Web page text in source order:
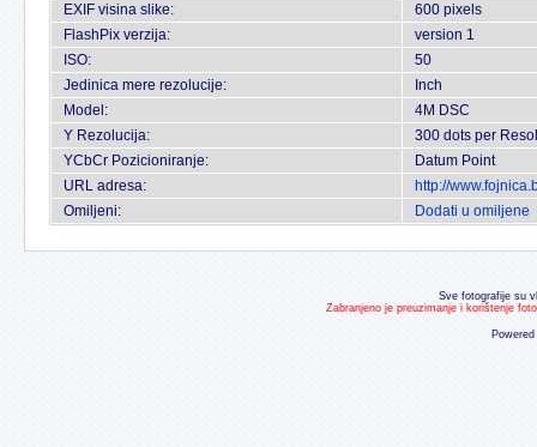
EXIF visina slike:
600 pixels
FlashPix verzija:
version 1
ISO:
50
Jedinica mere rezolucije:
Inch
Model:
4M DSC
Y Rezolucija:
300 dots per
YCbCr Pozicioniranje:
Datum Point
URL adresa:
http://
Omiljeni:
Dodati u omiljene
Sve fotografije su
Zabranjeno je preuzimanje i korištenje